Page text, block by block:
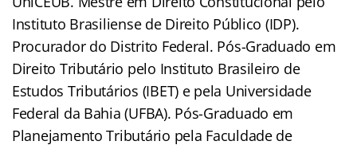
Instituto Brasiliense de Direito Público (IDP).
Procurador do Distrito Federal. Pós-Graduado em
Direito Tributário pelo Instituto Brasileiro de
Estudos Tributários (IBET) e pela Universidade
Federal da Bahia (UFBA). Pós-Graduado em
Planejamento Tributário pela Faculdade de